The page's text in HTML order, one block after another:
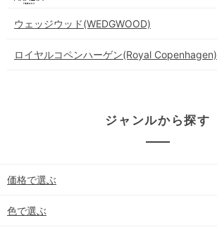
ウェッジウッド(WEDGWOOD)
ロイヤルコペンハーゲン(Royal Copenhagen)
ジャンルから探す
価格で選ぶ
色で選ぶ